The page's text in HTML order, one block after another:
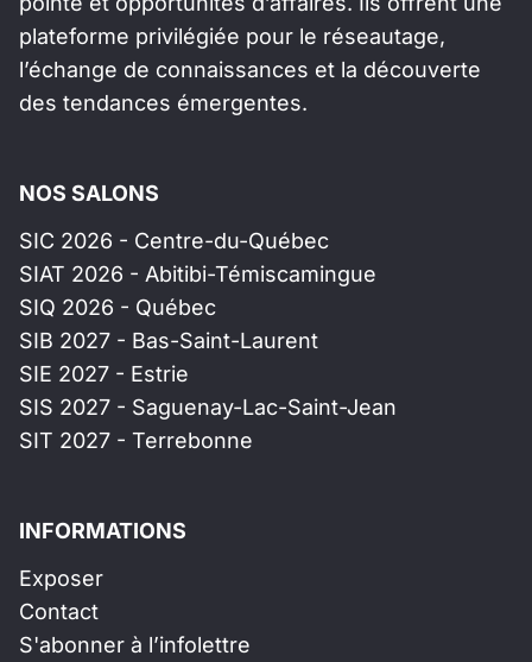
plateforme privilégiée pour le réseautage,
l’échange de connaissances et la découverte
des tendances émergentes.
NOS SALONS
SIC 2026 - Centre-du-Québec
SIAT 2026 - Abitibi-Témiscamingue
SIQ 2026 - Québec
SIB 2027 - Bas-Saint-Laurent
SIE 2027 - Estrie
SIS 2027 - Saguenay-Lac-Saint-Jean
SIT 2027 - Terrebonne
INFORMATIONS
Exposer
Contact
S'abonner à l’infolettre